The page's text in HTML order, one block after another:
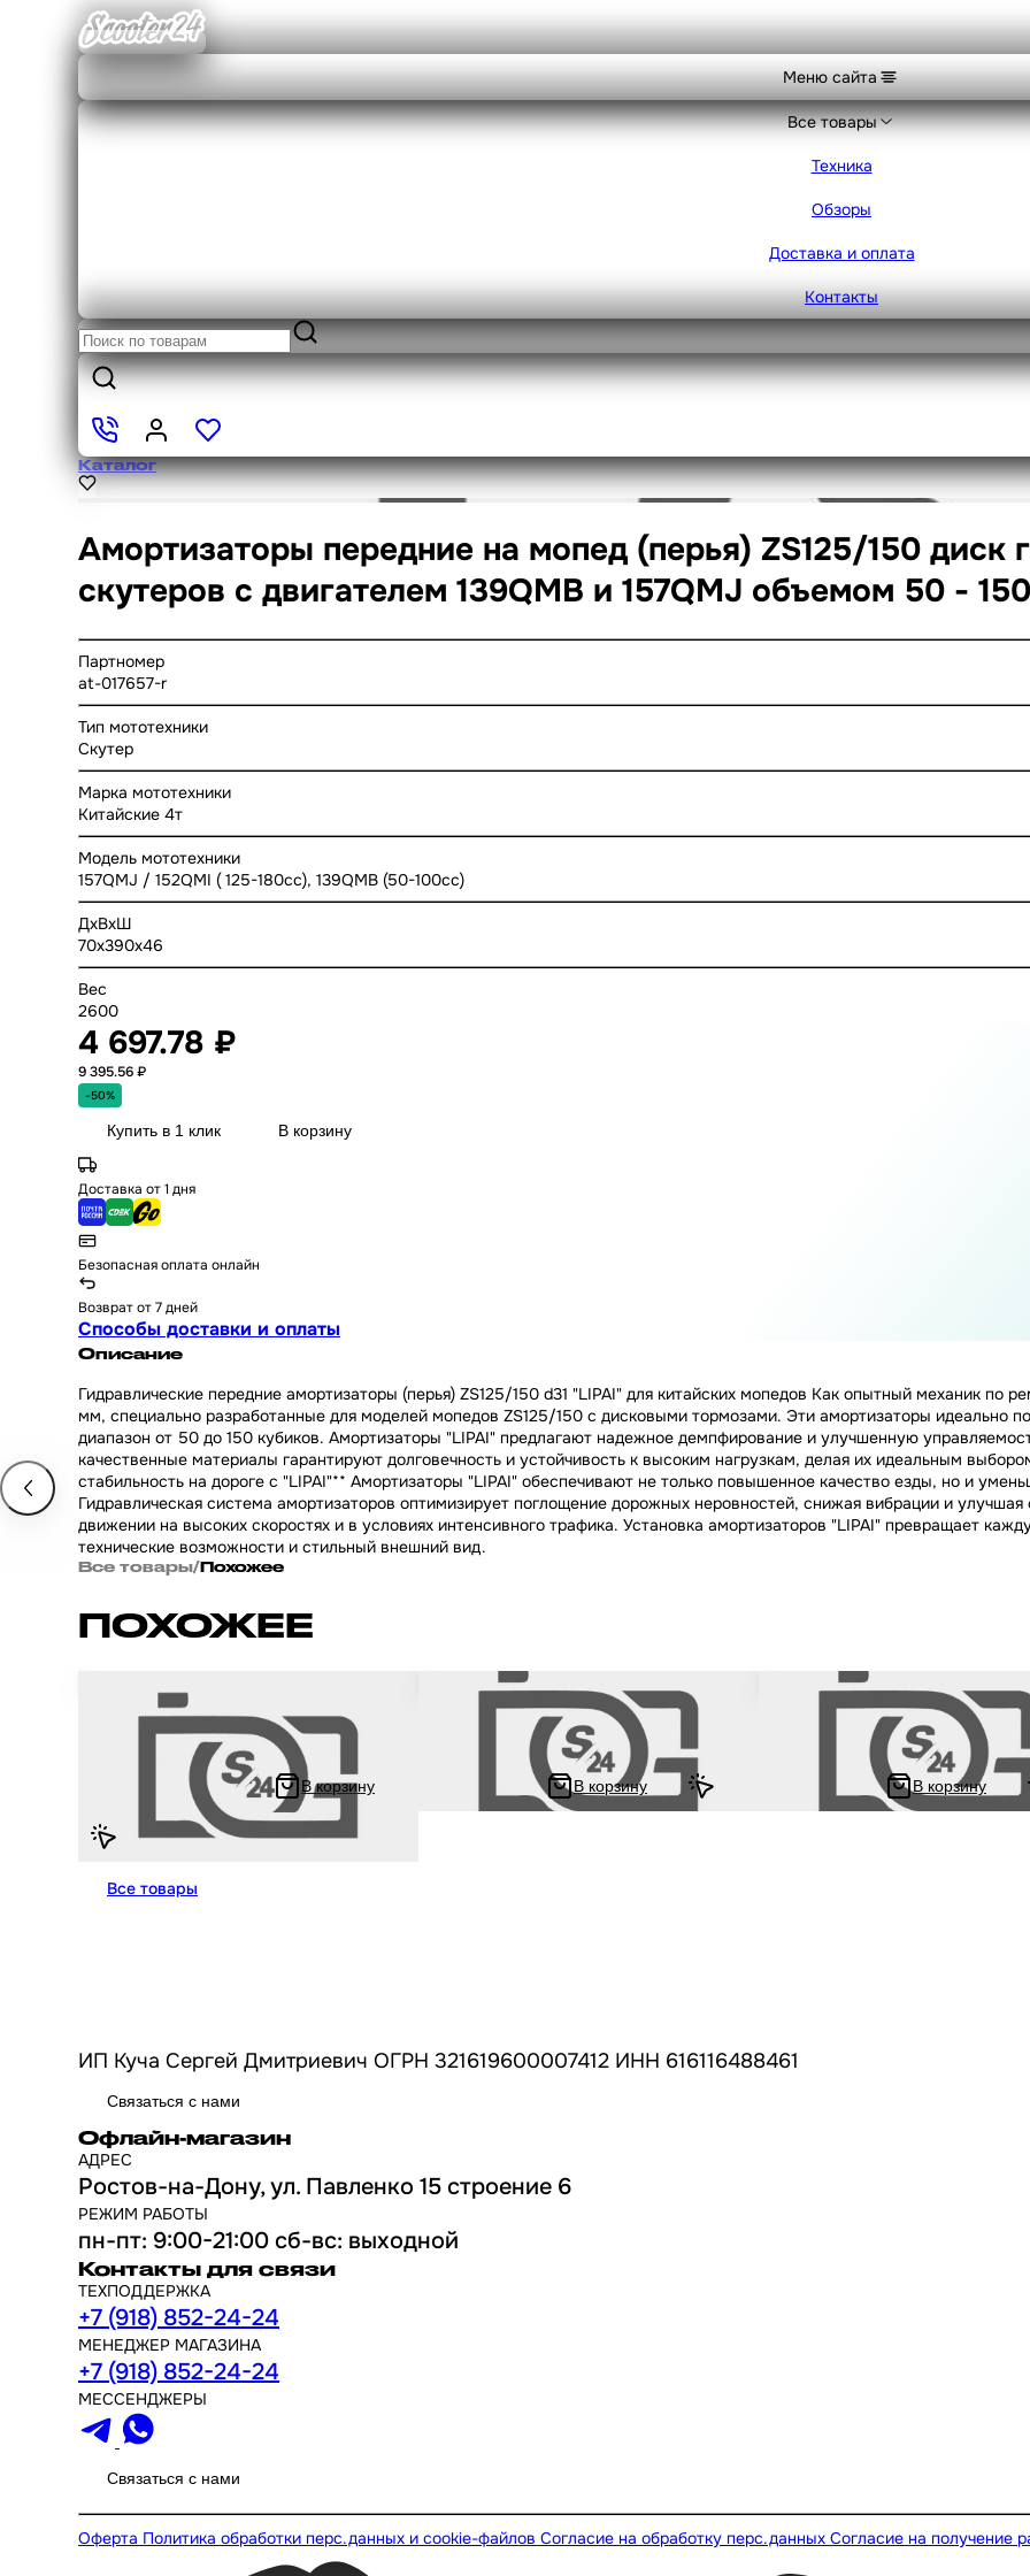
Меню сайта
Все товары
Техника
Обзоры
Доставка и оплата
Контакты
Каталог
Амортизаторы передние на мопед (перья) ZS125/150 диск
скутеров с двигателем 139QMB и 157QMJ объемом 50 -
Партномер
at-017657-r
Тип мототехники
Скутер
Марка мототехники
Китайские 4т
Модель мототехники
157QMJ / 152QMI ( 125-180cc), 139QMB (50-100cc)
ДхВхШ
70x390x46
Вес
2600
4 697.78 ₽
9 395.56 ₽
-50%
Купить в 1 клик В корзину
Доставка от 1 дня
Безопасная оплата онлайн
Возврат от 7 дней
Способы доставки и оплаты
Описание
Гидравлические передние амортизаторы (перья) ZS125/150 d31 "LIPAI" для китайских мопедов Как опытный механик по
мм, специально разработанные для моделей мопедов ZS125/150 с дисковыми тормозами. Эти амортизаторы идеально
диапазон от 50 до 150 кубиков. Амортизаторы "LIPAI" предлагают надежное демпфирование и улучшенную
качественные материалы гарантируют долговечность и устойчивость к высоким нагрузкам, делая их идеальным
стабильность на дороге с "LIPAI"** Амортизаторы "LIPAI" обеспечивают не только повышенное качество езды, но и
Гидравлическая система амортизаторов оптимизирует поглощение дорожных неровностей, снижая вибрации и
движении на высоких скоростях и в условиях интенсивного трафика. Установка амортизаторов "LIPAI" превращает
технические возможности и стильный внешний вид.
Все товары/Похожее
ПОХОЖЕЕ
Амортизаторы передние на мопед (перья)
WIND d27 "LIPAI" для китайских скутеров с
двигателем 139QMB и 157QMJ объемом 50
5 354.44 ₽ В корзину
Амортизаторы передние на мопед (перья)
STORM VICTORY d30 "LIPAI" для китайских
скутеров с двигателем 139QMB и 157QMJ
объемом 50 - 150 кубиков
0 ₽ В корзину
Антиблокировочная тормозная
(ABS) GY6 50/150 "LIPAI" для
скутеров с двигателем 139QMB и
объемом 50 - 150 кубиков
780 ₽ В корзину
Все товары
ИП Куча Сергей Дмитриевич ОГРН 321619600007412 ИНН 616116488461
Связаться с нами
Офлайн-магазин
АДРЕС
Ростов-на-Дону, ул. Павленко 15 строение 6
РЕЖИМ РАБОТЫ
пн-пт: 9:00-21:00 сб-вс: выходной
Контакты для связи
ТЕХПОДДЕРЖКА
+7 (918) 852-24-24
МЕНЕДЖЕР МАГАЗИНА
+7 (918) 852-24-24
МЕССЕНДЖЕРЫ
Связаться с нами
Оферта Политика обработки перс.данных и cookie-файлов Согласие на обработку перс.данных Согласие на получение